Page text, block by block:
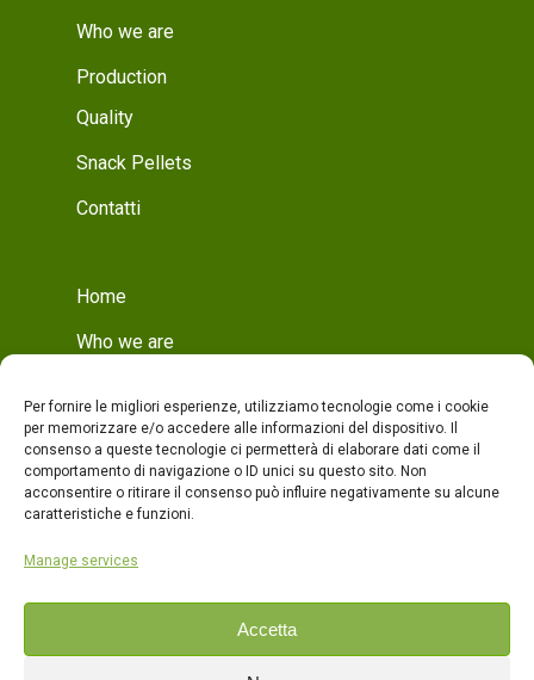
Per fornire le migliori esperienze, utilizziamo tecnologie come i cookie
per memorizzare e/o accedere alle informazioni del dispositivo. Il
consenso a queste tecnologie ci permetterà di elaborare dati come il
comportamento di navigazione o ID unici su questo sito. Non
acconsentire o ritirare il consenso può influire negativamente su alcune
caratteristiche e funzioni.
Manage services
Accetta
Who we are
Production
Quality
Snack Pellets
Contatti
Home
Who we are
Who we are
Production
Production
Quality
Products